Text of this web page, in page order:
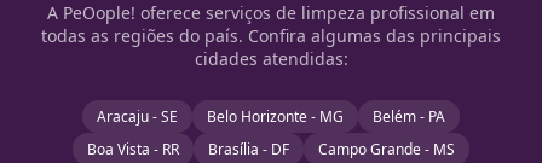
A PeOople! oferece serviços de limpeza profissional em
todas as regiões do país. Confira algumas das principais
cidades atendidas:
Aracaju - SE Belo Horizonte - MG
Belém - PA
Boa Vista - RR
Brasília - DF
Campo Grande - MS